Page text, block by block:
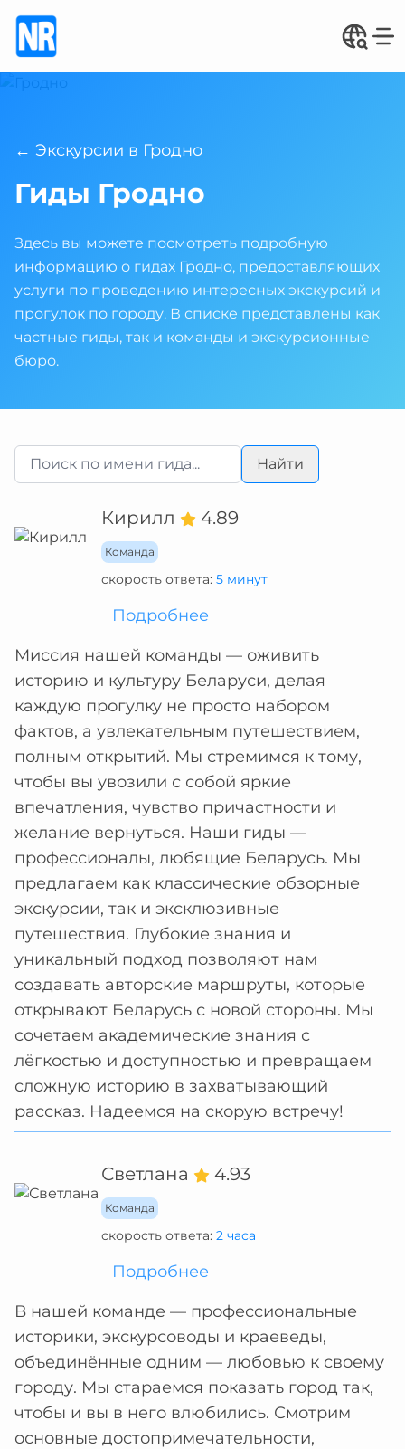
← Экскурсии в Гродно
Гиды Гродно
Здесь вы можете посмотреть подробную
информацию о гидах Гродно, предоставляющих
услуги по проведению интересных экскурсий и
прогулок по городу. В списке представлены как
частные гиды, так и команды и экскурсионные
бюро.
Найти
Кирилл 4.89
Команда
скорость ответа: 5 минут
Подробнее
Миссия нашей команды — оживить
историю и культуру Беларуси, делая
каждую прогулку не просто набором
фактов, а увлекательным путешествием,
полным открытий. Мы стремимся к тому,
чтобы вы увозили с собой яркие
впечатления, чувство причастности и
желание вернуться. Наши гиды —
профессионалы, любящие Беларусь. Мы
предлагаем как классические обзорные
экскурсии, так и эксклюзивные
путешествия. Глубокие знания и
уникальный подход позволяют нам
создавать авторские маршруты, которые
открывают Беларусь с новой стороны. Мы
сочетаем академические знания с
лёгкостью и доступностью и превращаем
сложную историю в захватывающий
рассказ. Надеемся на скорую встречу!
Светлана 4.93
Команда
скорость ответа: 2 часа
Подробнее
В нашей команде — профессиональные
историки, экскурсоводы и краеведы,
объединённые одним — любовью к своему
городу. Мы стараемся показать город так,
чтобы и вы в него влюбились. Смотрим
основные достопримечательности,